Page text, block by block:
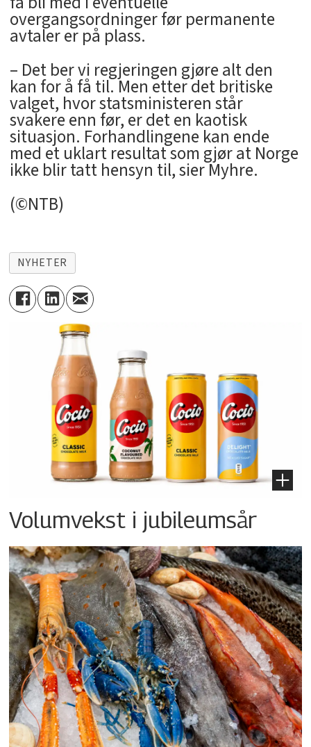
overgangsordninger før permanente
avtaler er på plass.
– Det ber vi regjeringen gjøre alt den
kan for å få til. Men etter det britiske
valget, hvor statsministeren står
svakere enn før, er det en kaotisk
situasjon. Forhandlingene kan ende
med et uklart resultat som gjør at Norge
ikke blir tatt hensyn til, sier Myhre.
(©NTB)
NYHETER
Volumvekst i jubileumsår